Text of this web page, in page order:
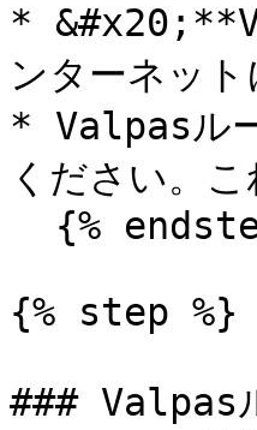
*
ンターネッ
* Valpasル
ください。
{% step %}
### Valpas